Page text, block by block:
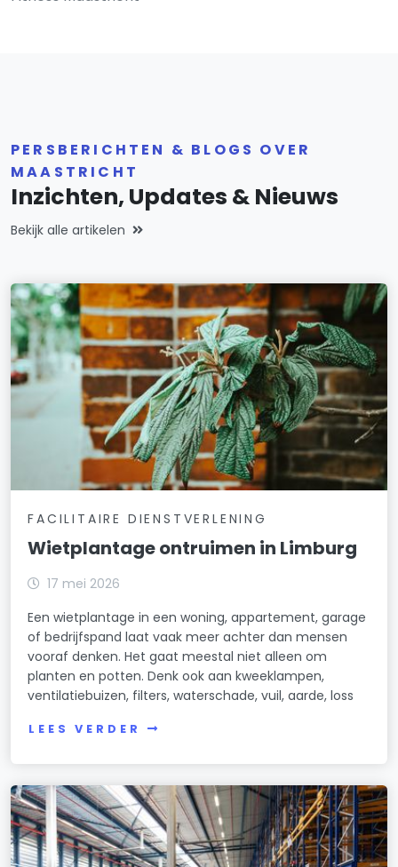
PERSBERICHTEN & BLOGS OVER
MAASTRICHT
Inzichten, Updates & Nieuws
Bekijk alle artikelen
FACILITAIRE DIENSTVERLENING
Wietplantage ontruimen in Limburg
17 mei 2026
Een wietplantage in een woning, appartement, garage
of bedrijfspand laat vaak meer achter dan mensen
vooraf denken. Het gaat meestal niet alleen om
planten en potten. Denk ook aan kweeklampen,
ventilatiebuizen, filters, waterschade, vuil, aarde, loss
LEES VERDER